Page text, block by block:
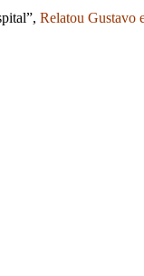
Relatou Gustavo